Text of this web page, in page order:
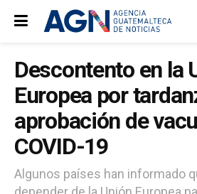
Descontento en la
Europea por
aprobación de
COVID-19
Algunos países han informado